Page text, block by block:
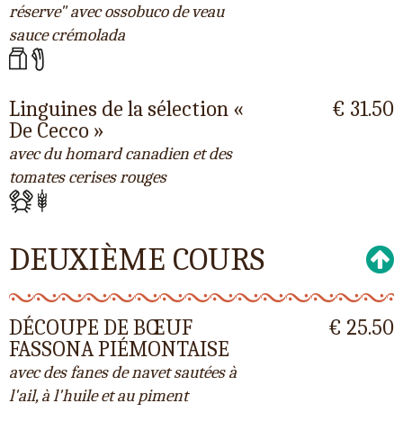
réserve" avec ossobuco de veau
sauce crémolada
Linguines de la sélection «
De Cecco »
avec du homard canadien et des
tomates cerises rouges
€ 31.50
DEUXIÈME COURS
DÉCOUPE DE BŒUF
FASSONA PIÉMONTAISE
avec des fanes de navet sautées à
l'ail, à l'huile et au piment
€ 25.50